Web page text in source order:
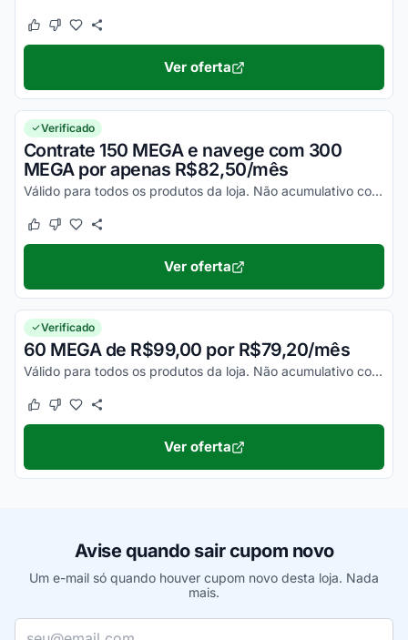
Este cupom funcionou
Este cupom não funcionou
Ver oferta
Verificado
Contrate 150 MEGA e navege com 300
MEGA por apenas R$82,50/mês
Válido para todos os produtos da loja. Não acumulativo com outras promoções. Consulte as regras no site.
Este cupom funcionou
Este cupom não funcionou
Ver oferta
Verificado
60 MEGA de R$99,00 por R$79,20/mês
Válido para todos os produtos da loja. Não acumulativo com outras promoções. Consulte as regras no site.
Este cupom funcionou
Este cupom não funcionou
Ver oferta
Avise quando sair cupom novo
Um e-mail só quando houver cupom novo desta loja. Nada
mais.